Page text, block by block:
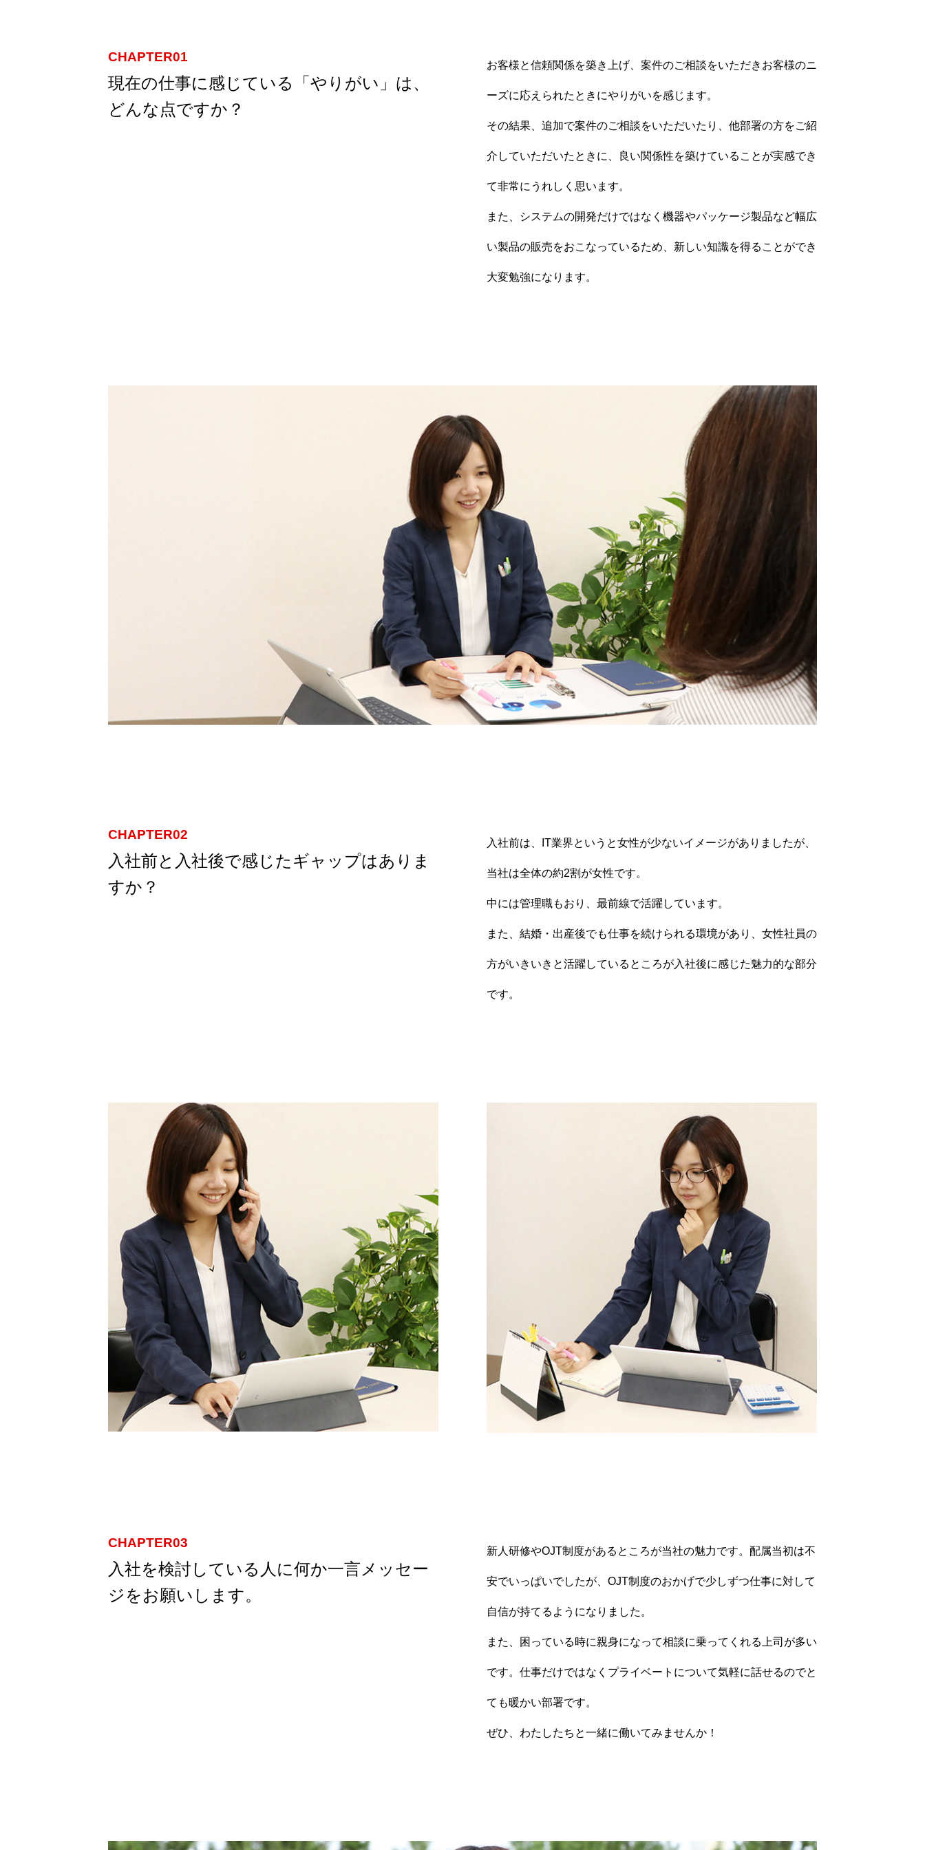
私たちについて
RECRUITE
CHAPTER01
現在の仕事に感じている「やりがい」は、
どんな点ですか？
お客様と信頼関係を築き上げ、案件のご相談をいただきお客様のニ
ーズに応えられたときにやりがいを感じます。
その結果、追加で案件のご相談をいただいたり、他部署の方をご紹
介していただいたときに、良い関係性を築けていることが実感でき
て非常にうれしく思います。
また、システムの開発だけではなく機器やパッケージ製品など幅広
い製品の販売をおこなっているため、新しい知識を得ることができ
大変勉強になります。
CHAPTER02
入社前と入社後で感じたギャップはありま
すか？
入社前は、IT業界というと女性が少ないイメージがありましたが、
当社は全体の約2割が女性です。
中には管理職もおり、最前線で活躍しています。
また、結婚・出産後でも仕事を続けられる環境があり、女性社員の
方がいきいきと活躍しているところが入社後に感じた魅力的な部分
です。
CHAPTER03
入社を検討している人に何か一言メッセー
ジをお願いします。
新人研修やOJT制度があるところが当社の魅力です。配属当初は不
安でいっぱいでしたが、OJT制度のおかげで少しずつ仕事に対して
自信が持てるようになりました。
また、困っている時に親身になって相談に乗ってくれる上司が多い
です。仕事だけではなくプライベートについて気軽に話せるのでと
ても暖かい部署です。
ぜひ、わたしたちと一緒に働いてみませんか！